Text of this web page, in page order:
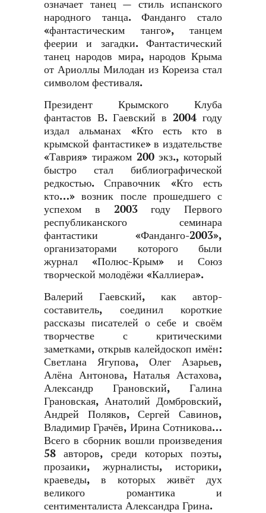
означает танец — стиль испанского
народного танца. Фанданго стало
«фантастическим танго», танцем
феерии и загадки. Фантастический
танец народов мира, народов Крыма
от Ариоллы Милодан из Кореиза стал
символом фестиваля.
Президент Крымского Клуба
фантастов В. Гаевский в 2004 году
издал альманах «Кто есть кто в
крымской фантастике» в издательстве
«Таврия» тиражом 200 экз., который
быстро стал библиографической
редкостью. Справочник «Кто есть
кто…» возник после прошедшего с
успехом в 2003 году Первого
республиканского семинара
фантастики «Фанданго-2003»,
организаторами которого были
журнал «Полюс-Крым» и Союз
творческой молодёжи «Каллиера».
Валерий Гаевский, как автор-
составитель, соединил короткие
рассказы писателей о себе и своём
творчестве с критическими
заметками, открыв калейдоскоп имён:
Светлана Ягупова, Олег Азарьев,
Алёна Антонова, Наталья Астахова,
Александр Грановский, Галина
Грановская, Анатолий Домбровский,
Андрей Поляков, Сергей Савинов,
Владимир Грачёв, Ирина Сотникова…
Всего в сборник вошли произведения
58 авторов, среди которых поэты,
прозаики, журналисты, историки,
краеведы, в которых живёт дух
великого романтика и
сентименталиста Александра Грина.